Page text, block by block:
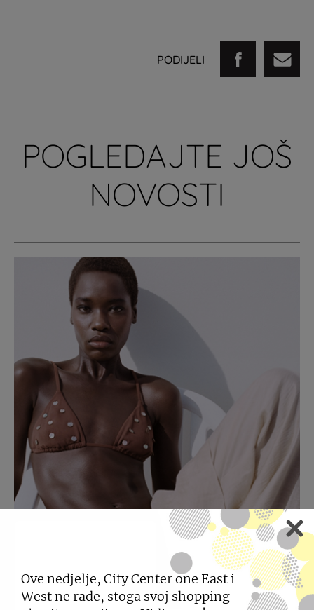
PODIJELI
POGLEDAJTE JOŠ
NOVOSTI
H&M: NOVA KOLEKCIJA
SUMMER DROP 2
Ove nedjelje, City Center one East i
West ne rade, stoga svoj shopping